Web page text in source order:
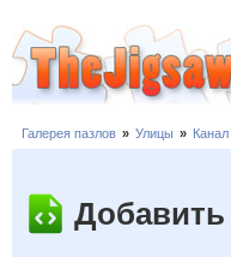
Галерея пазлов » Улицы »